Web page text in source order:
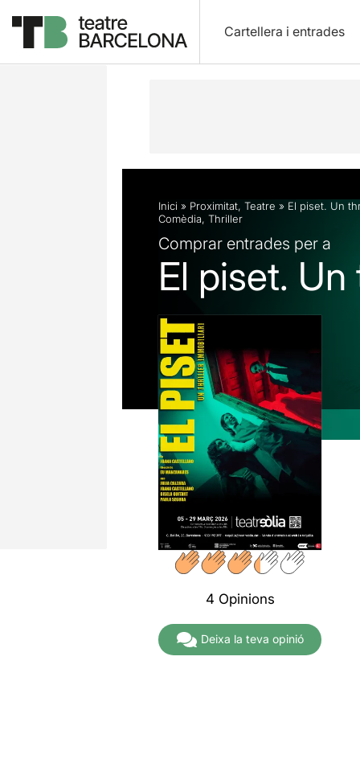
Cartellera i entrades
Descripció Fitxa artística Fotos i
Inici » Proximitat, Teatre » El piset. Un
Comèdia, Thriller
Comprar entrades per a
El piset.
4 Opinions
Deixa la teva opinió